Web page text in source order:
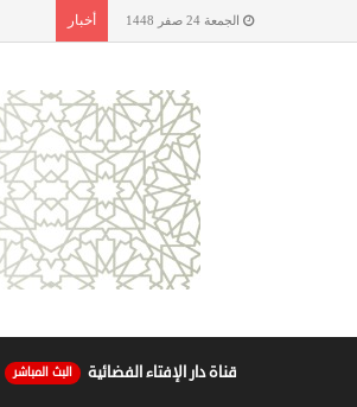
الجمعة 24 صفر 1448 أخبار
قناة دار الإفتاء الفضائية البث المباشر